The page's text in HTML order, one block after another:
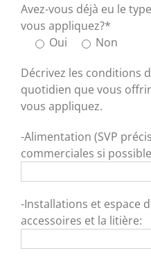
Avez-vous déjà eu le
vous appliquez?*
Oui
Non
Décrivez les conditions
quotidien que vous
vous appliquez.
-Alimentation (SVP
commerciales si
-Installations et espace
accessoires et la litière: